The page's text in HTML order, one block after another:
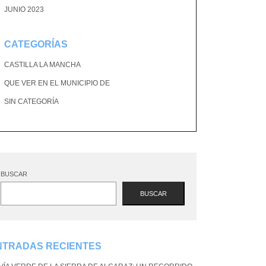
JUNIO 2023
CATEGORÍAS
CASTILLA LA MANCHA
QUE VER EN EL MUNICIPIO DE
SIN CATEGORÍA
BUSCAR
BUSCAR
RECIENTES